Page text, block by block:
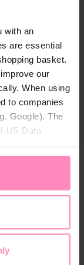
with an
are essential
basket.
our
When using
to companies
Google). The
US Data
canaccept all
any time in